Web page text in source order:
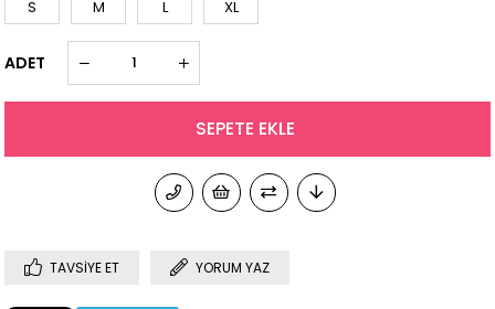
S M L XL
ADET
TAVSIYE ET YORUM YAZ